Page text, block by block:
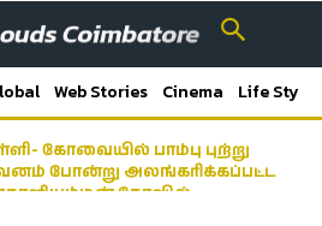
Web Stories Cinema Life Style
கோவையில் பாம்பு புற்று
போன்று அலங்கரிக்கப்பட்ட
கோவில்